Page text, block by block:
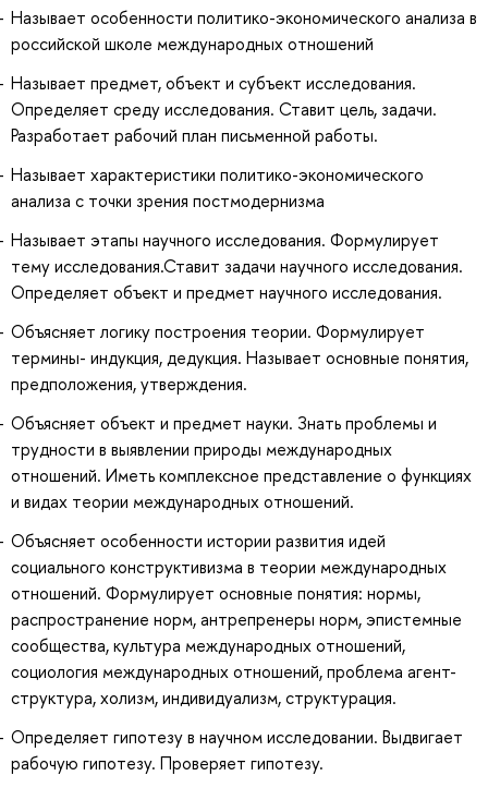
Называет особенности политико-экономического анализа в
российской школе международных отношений
Называет предмет, объект и субъект исследования.
Определяет среду исследования. Ставит цель, задачи.
Разработает рабочий план письменной работы.
Называет характеристики политико-экономического
анализа с точки зрения постмодернизма
Называет этапы научного исследования. Формулирует
тему исследования.Ставит задачи научного исследования.
Определяет объект и предмет научного исследования.
Объясняет логику построения теории. Формулирует
термины- индукция, дедукция. Называет основные понятия,
предположения, утверждения.
Объясняет объект и предмет науки. Знать проблемы и
трудности в выявлении природы международных
отношений. Иметь комплексное представление о функциях
и видах теории международных отношений.
Объясняет особенности истории развития идей
социального конструктивизма в теории международных
отношений. Формулирует основные понятия: нормы,
распространение норм, антрепренеры норм, эпистемные
сообщества, культура международных отношений,
социология международных отношений, проблема агент-
структура, холизм, индивидуализм, структурация.
Определяет гипотезу в научном исследовании. Выдвигает
рабочую гипотезу. Проверяет гипотезу.